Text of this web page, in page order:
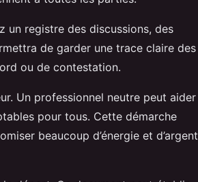
un registre des discussions, des
de garder une trace claire des
ou de contestation.
Un professionnel neutre peut aider
pour tous. Cette démarche
beaucoup d’énergie et d’argent